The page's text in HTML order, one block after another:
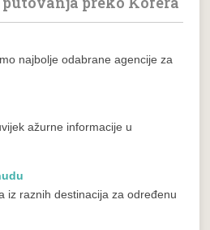
najbolje odabrane agencije za
ažurne informacije u
iz raznih destinacija za određenu